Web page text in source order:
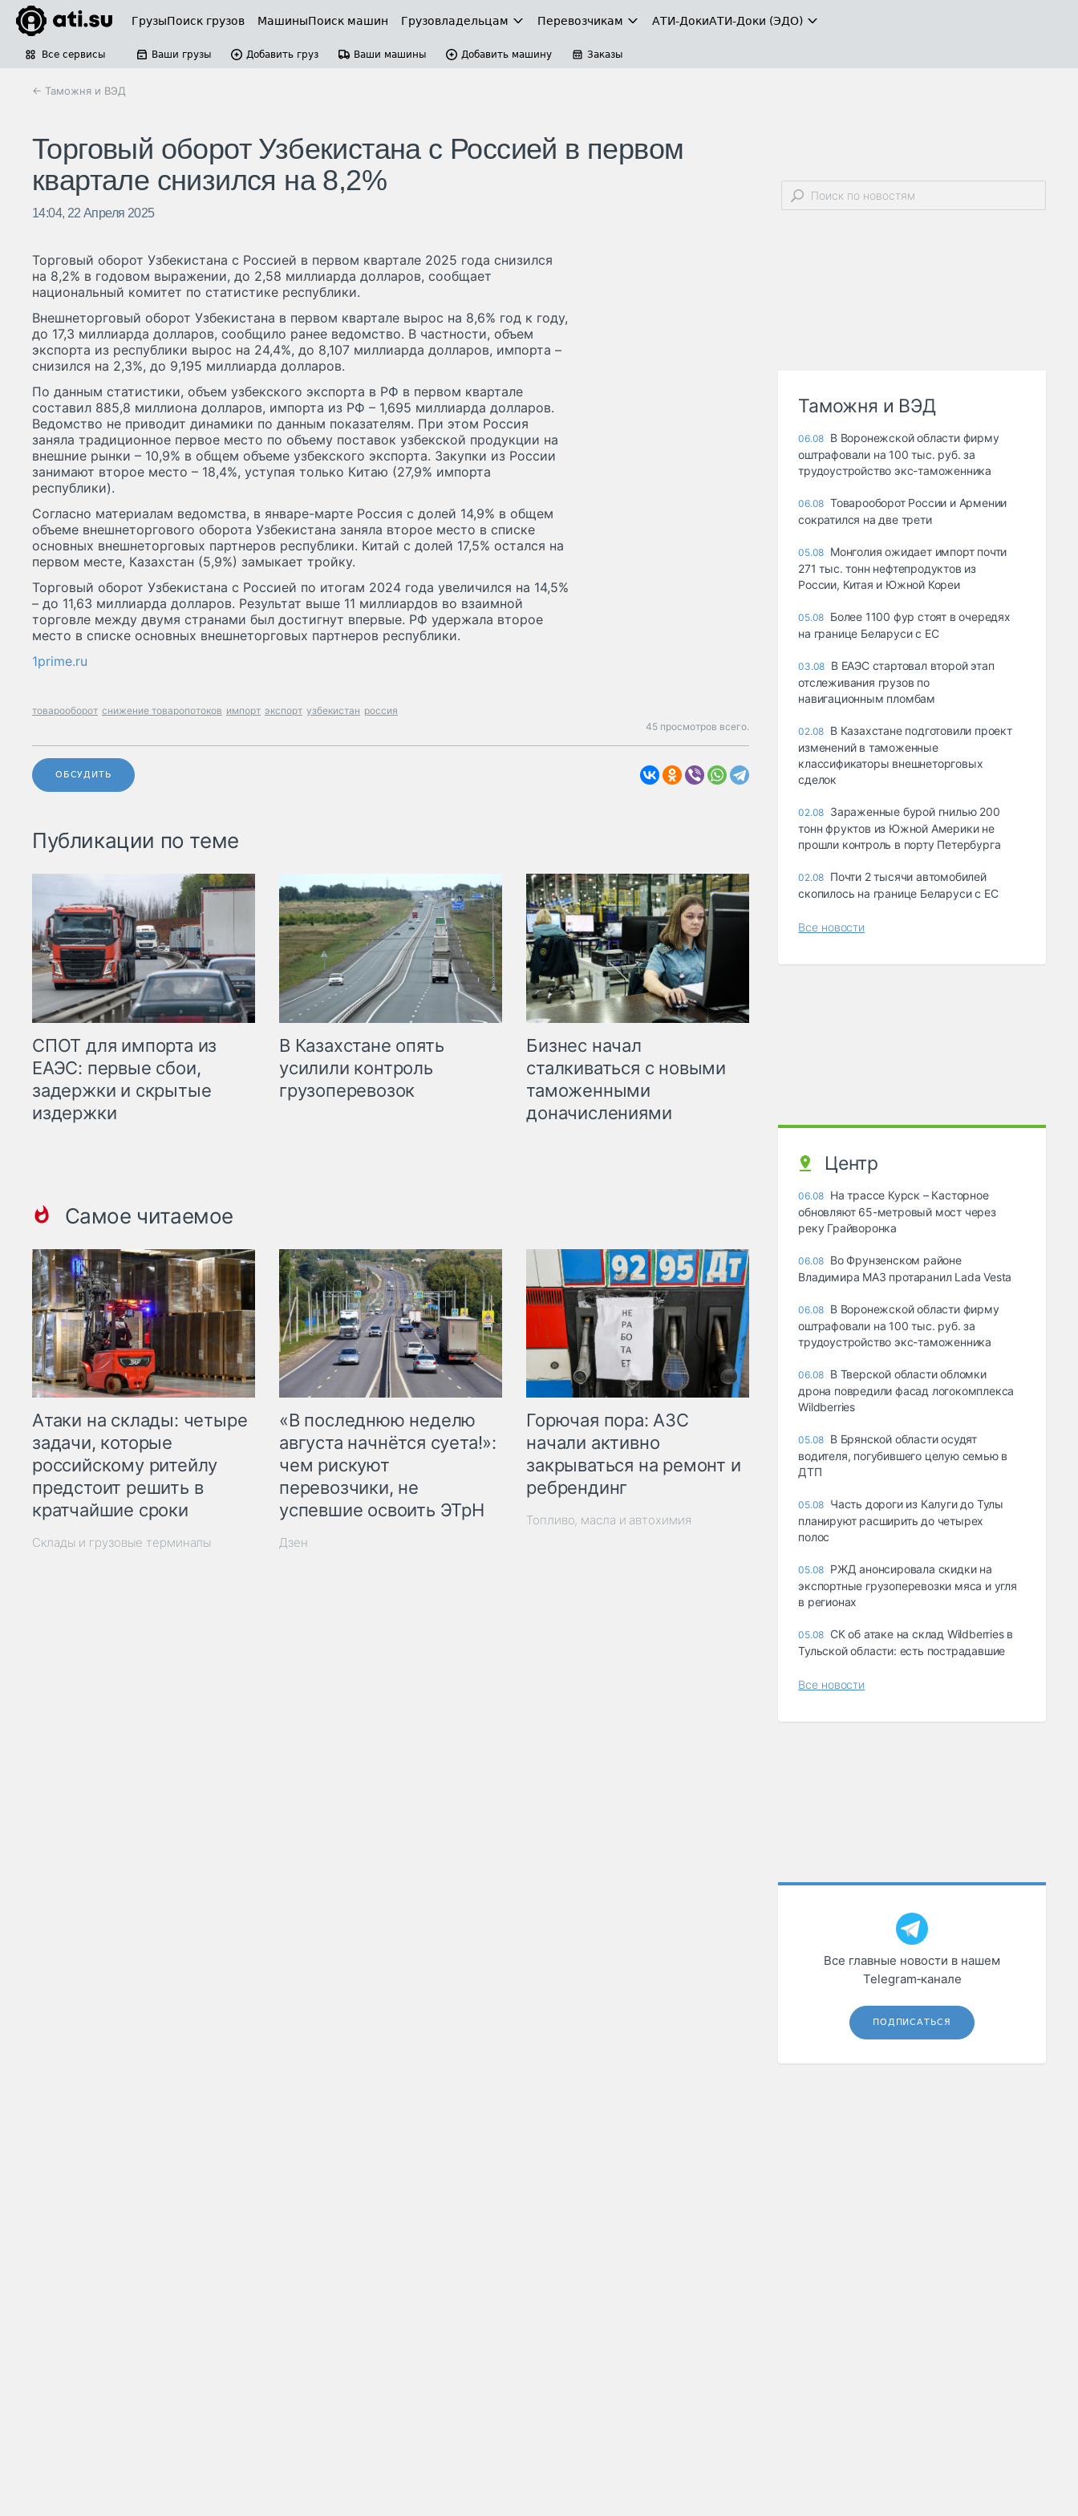
ГрузыПоиск грузов МашиныПоиск машин Грузовладельцам Перевозчикам АТИ-ДокиАТИ-Доки (ЭДО)
Все сервисы Ваши грузы Добавить груз Ваши машины Добавить машину Заказы
← Таможня и ВЭД
Торговый оборот Узбекистана с Россией в первом
квартале снизился на 8,2%
14:04, 22 Апреля 2025
Торговый оборот Узбекистана с Россией в первом квартале 2025 года снизился
на 8,2% в годовом выражении, до 2,58 миллиарда долларов, сообщает
национальный комитет по статистике республики.
Внешнеторговый оборот Узбекистана в первом квартале вырос на 8,6% год к году,
до 17,3 миллиарда долларов, сообщило ранее ведомство. В частности, объем
экспорта из республики вырос на 24,4%, до 8,107 миллиарда долларов, импорта –
снизился на 2,3%, до 9,195 миллиарда долларов.
По данным статистики, объем узбекского экспорта в РФ в первом квартале
составил 885,8 миллиона долларов, импорта из РФ – 1,695 миллиарда долларов.
Ведомство не приводит динамики по данным показателям. При этом Россия
заняла традиционное первое место по объему поставок узбекской продукции на
внешние рынки – 10,9% в общем объеме узбекского экспорта. Закупки из России
занимают второе место – 18,4%, уступая только Китаю (27,9% импорта
республики).
Согласно материалам ведомства, в январе-марте Россия с долей 14,9% в общем
объеме внешнеторгового оборота Узбекистана заняла второе место в списке
основных внешнеторговых партнеров республики. Китай с долей 17,5% остался на
первом месте, Казахстан (5,9%) замыкает тройку.
Торговый оборот Узбекистана с Россией по итогам 2024 года увеличился на 14,5%
– до 11,63 миллиарда долларов. Результат выше 11 миллиардов во взаимной
торговле между двумя странами был достигнут впервые. РФ удержала второе
место в списке основных внешнеторговых партнеров республики.
1prime.ru
товарооборот снижение товаропотоков импорт экспорт узбекистан россия
45 просмотров всего.
ОБСУДИТЬ
Публикации по теме
СПОТ для импорта из
ЕАЭС: первые сбои,
задержки и скрытые
издержки
В Казахстане опять
усилили контроль
грузоперевозок
Бизнес начал
сталкиваться с новыми
таможенными
доначислениями
Самое читаемое
Атаки на склады: четыре
задачи, которые
российскому ритейлу
предстоит решить в
кратчайшие сроки
Склады и грузовые терминалы
«В последнюю неделю
августа начнётся суета!»:
чем рискуют
перевозчики, не
успевшие освоить ЭТрН
Дзен
Горючая пора: АЗС
начали активно
закрываться на ремонт и
ребрендинг
Топливо, масла и автохимия
Таможня и ВЭД
06.08 В Воронежской области фирму
оштрафовали на 100 тыс. руб. за
трудоустройство экс-таможенника
06.08 Товарооборот России и Армении
сократился на две трети
05.08 Монголия ожидает импорт почти
271 тыс. тонн нефтепродуктов из
России, Китая и Южной Кореи
05.08 Более 1100 фур стоят в очередях
на границе Беларуси с ЕС
03.08 В ЕАЭС стартовал второй этап
отслеживания грузов по
навигационным пломбам
02.08 В Казахстане подготовили проект
изменений в таможенные
классификаторы внешнеторговых
сделок
02.08 Зараженные бурой гнилью 200
тонн фруктов из Южной Америки не
прошли контроль в порту Петербурга
02.08 Почти 2 тысячи автомобилей
скопилось на границе Беларуси с ЕС
Все новости
Центр
06.08 На трассе Курск – Касторное
обновляют 65-метровый мост через
реку Грайворонка
06.08 Во Фрунзенском районе
Владимира МАЗ протаранил Lada Vesta
06.08 В Воронежской области фирму
оштрафовали на 100 тыс. руб. за
трудоустройство экс-таможенника
06.08 В Тверской области обломки
дрона повредили фасад логокомплекса
Wildberries
05.08 В Брянской области осудят
водителя, погубившего целую семью в
ДТП
05.08 Часть дороги из Калуги до Тулы
планируют расширить до четырех
полос
05.08 РЖД анонсировала скидки на
экспортные грузоперевозки мяса и угля
в регионах
05.08 СК об атаке на склад Wildberries в
Тульской области: есть пострадавшие
Все новости
Все главные новости в нашем
Telegram‑канале
ПОДПИСАТЬСЯ